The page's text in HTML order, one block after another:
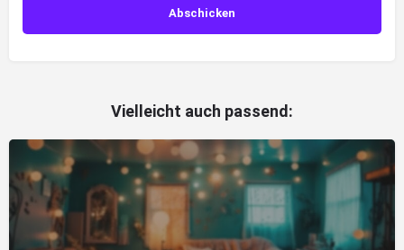
Vielleicht auch passend: